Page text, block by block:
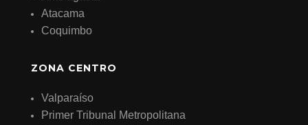
Atacama
Coquimbo
ZONA CENTRO
Valparaíso
Primer Tribunal Metropolitana